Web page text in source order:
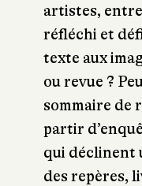
artistes,
réfléchi et
texte aux
ou revue ?
sommaire de
partir
qui déclinent
des repères,